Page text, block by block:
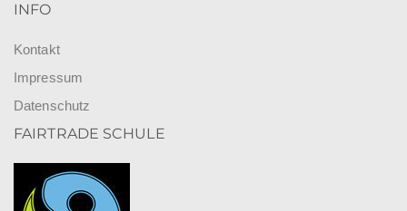
INFO
Kontakt
Impressum
Datenschutz
FAIRTRADE SCHULE